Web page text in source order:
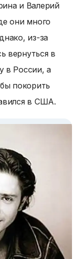
и Валерий
они много
из-за
вернуться в
в России, а
покорить
в США.